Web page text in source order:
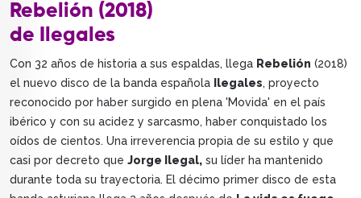
Rebelión (2018)
de Ilegales
Con 32 años de historia a sus espaldas, llega Rebelión (2018)
el nuevo disco de la banda española Ilegales, proyecto
reconocido por haber surgido en plena 'Movida' en el país
ibérico y con su acidez y sarcasmo, haber conquistado los
oídos de cientos. Una irreverencia propia de su estilo y que
casi por decreto que Jorge Ilegal, su líder ha mantenido
durante toda su trayectoria. El décimo primer disco de esta